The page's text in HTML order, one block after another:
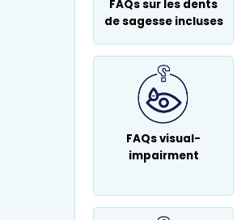
FAQs sur les dents
de sagesse incluses
FAQs visual-
impairment